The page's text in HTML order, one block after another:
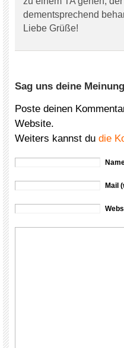
dementsprechend
Liebe Grüße!
Sag uns deine
Poste deinen
Website.
Weiters kannst du die
Mail